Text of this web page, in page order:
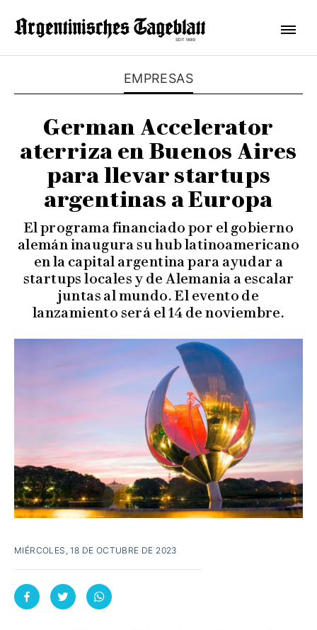
EMPRESAS
German Accelerator
aterriza en Buenos Aires
para llevar startups
argentinas a Europa
El programa financiado por el gobierno
alemán inaugura su hub latinoamericano
en la capital argentina para ayudar a
startups locales y de Alemania a escalar
juntas al mundo. El evento de
lanzamiento será el 14 de noviembre.
MIÉRCOLES, 18 DE OCTUBRE DE 2023